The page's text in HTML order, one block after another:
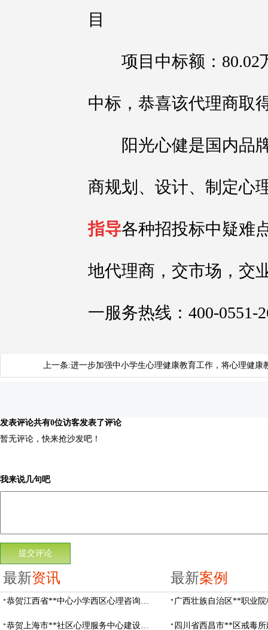
目
项目中标额：80.02
中标，恭喜该代理商取
阳光心健是国内品牌
商规划、设计、制定心
指导各种招投标中疑难
地代理商，交市场，交
一服务热线：400-0551-
上一条:进一步加强中小学生心理健康教育工作，将心理健康
发表评论共有0位访客发表了评论
暂无评论，快来抢沙发吧！
我来说几句吧
最新资讯
恭贺江西省**中心小学西区心理咨询教室设备采购项目由阳光心健代理商中标
恭贺上海市**社区心理服务中心建设项目由阳光心健代理商中标
最新案例